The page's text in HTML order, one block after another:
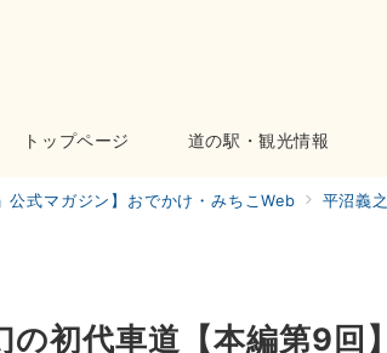
トップページ 道の駅・観光情報
公式マガジン】おでかけ・みちこWeb 平沼義之
の初代車道【本編第9回】